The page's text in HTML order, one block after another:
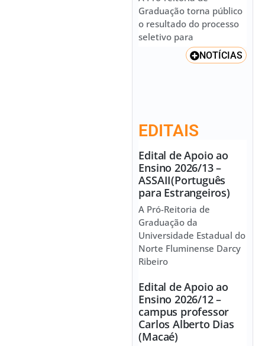
Graduação torna público
o resultado do processo
seletivo para
NOTÍCIAS
EDITAIS
Edital de Apoio ao
Ensino 2026/13 –
ASSAII(Português
para Estrangeiros)
A Pró-Reitoria de
Graduação da
Universidade Estadual do
Norte Fluminense Darcy
Ribeiro
Edital de Apoio ao
Ensino 2026/12 –
campus professor
Carlos Alberto Dias
(Macaé)